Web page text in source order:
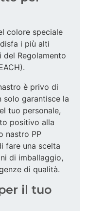
colore speciale
i più alti
Regolamento
è privo di
solo garantisce la
tuo personale,
positivo alla
nastro PP
fare una scelta
di imballaggio,
di qualità.
il tuo